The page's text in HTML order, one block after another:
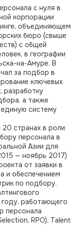
с нуля в
корпорации
объединяющем
бюро (свыше
с общей
в географии
на-Амуре. В
за подбор в
ключевых
разработку
а также
систему
странах в роли
персонала в
Азии для
— ноябрь 2017)
от заявки в
и обеспечением
по подбору.
году, работающего
персонала
RPO), Talent